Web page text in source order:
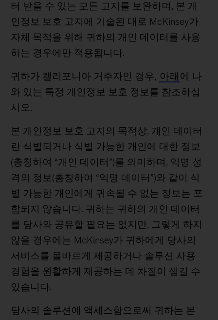
터 받을 수 있는 모든 고지를 보완하며, 본 개
인정보 보호 고지에 기술된 대로 McKinsey가
자체 목적을 위해 귀하의 개인 데이터를 사용
하는 경우에만 적용됩니다.
귀하가 캘리포니아 거주자인 경우, 아래 에 나
와 있는 특정 개인정보 보호 정보를 참조하십
시오.
본 개인정보 보호 고지의 목적상, 개인 데이터
란 식별되거나 식별 가능한 개인에 대한 정보
(총칭하여 “개인 데이터”)를 의미하며, 익명 성
격의 정보(총칭하여 “익명 데이터”)와 같이 식
별 가능한 개인에게 귀속될 수 없는 정보는 포
함되지 않습니다. 귀하는 귀하의 개인 데이터
를 당사와 공유할 필요는 없지만, 그렇게 하지
않을 경우에는 McKinsey가 귀하에게 당사의
서비스를 올바르게 제공하거나 솔루션 사용
경험을 원활하게 제공하는 데 차질이 생길 수
있습니다.
당사의 솔루션에 액세스함으로써 귀하는 본